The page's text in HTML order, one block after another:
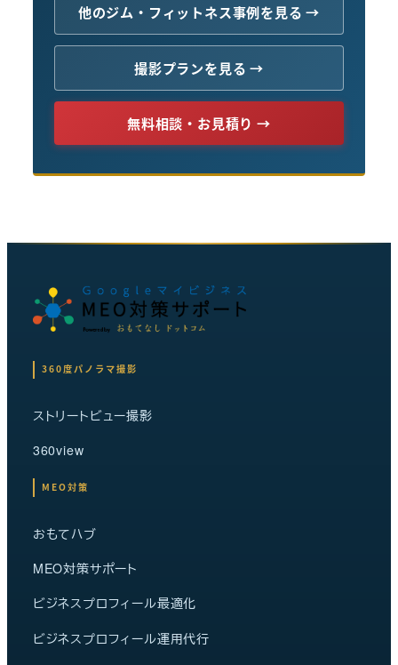
他のジム・フィットネス事例を見る →
撮影プランを見る →
無料相談・お見積り →
360度パノラマ撮影
ストリートビュー撮影
360view
MEO対策
おもてハブ
MEO対策サポート
ビジネスプロフィール最適化
ビジネスプロフィール運用代行